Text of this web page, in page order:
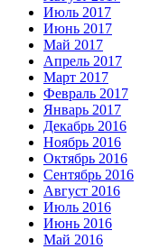
Июль 2017
Июнь 2017
Май 2017
Апрель 2017
Март 2017
Февраль 2017
Январь 2017
Декабрь 2016
Ноябрь 2016
Октябрь 2016
Сентябрь 2016
Август 2016
Июль 2016
Июнь 2016
Май 2016